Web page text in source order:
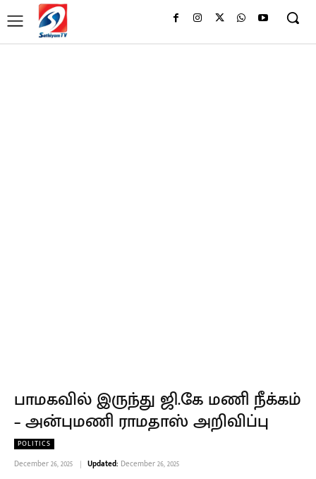
பாமகவில் இருந்து ஜி.கே மணி நீக்கம்
– அன்புமணி ராமதாஸ் அறிவிப்பு
POLITICS
December 26, 2025 Updated: December 26, 2025